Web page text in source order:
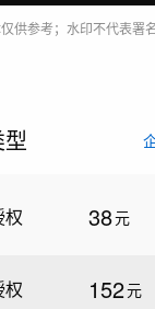
供参考；水印不代表署
权 38元
权 152元